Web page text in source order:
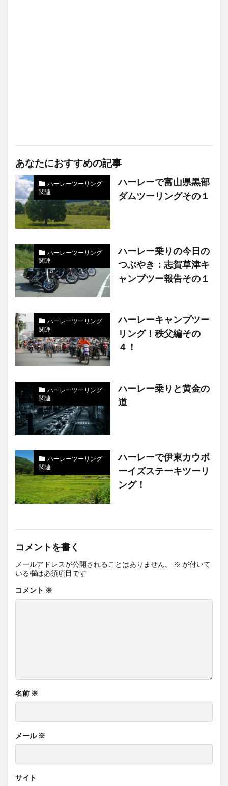
あなたにおすすめの記事
ハーレーツーリング
関連
ハーレーで富山県黒部
ダムツーリングその１
ハーレーツーリング
関連
ハーレー乗りの今日の
つぶやき：志賀草津キ
ャンプツー報告その１
ハーレーツーリング
関連
ハーレーキャンプツー
リング！秩父編その
４！
ハーレーツーリング
関連
ハーレー乗りと黄金の
道
ハーレーツーリング
関連
ハーレーで伊東カウボ
ーイズステーキツーリ
ング！
コメントを書く
メールアドレスが公開されることはありません。 ※ が付いて
いる欄は必須項目です
コメント ※
名前 ※
メール ※
サイト